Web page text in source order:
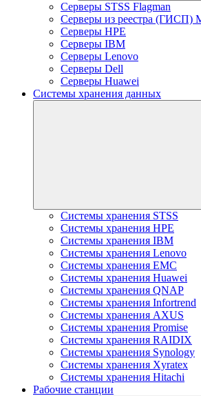
Серверы STSS Flagman
Серверы из реестра (ГИСП)
Серверы HPE
Серверы IBM
Серверы Lenovo
Серверы Dell
Серверы Huawei
Системы хранения данных
Системы хранения STSS
Системы хранения HPE
Системы хранения IBM
Системы хранения Lenovo
Системы хранения EMC
Системы хранения Huawei
Системы хранения QNAP
Системы хранения Infortrend
Системы хранения AXUS
Системы хранения Promise
Системы хранения RAIDIX
Системы хранения Synology
Системы хранения Xyratex
Системы хранения Hitachi
Рабочие станции